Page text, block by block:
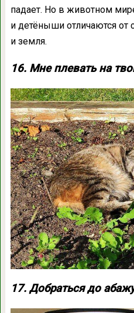
падает. Но в животном
и детёныши отличаются от
и земля.
16. Мне плевать на
17. Добраться до